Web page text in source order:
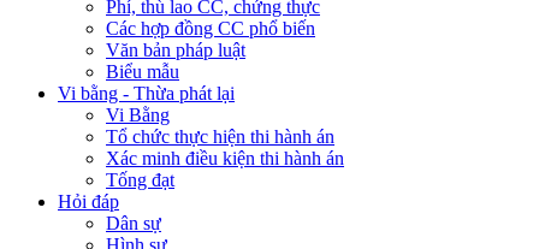
Phí, thù lao CC, chứng thực
Các hợp đồng CC phổ biến
Văn bản pháp luật
Biểu mẫu
Vi bằng - Thừa phát lại
Vi Bằng
Tổ chức thực hiện thi hành án
Xác minh điều kiện thi hành án
Tống đạt
Hỏi đáp
Dân sự
Hình sự